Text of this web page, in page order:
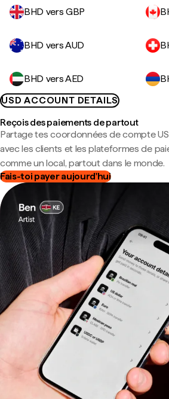
BHD vers GBP
BHD vers AUD
BHD vers AED
USD ACCOUNT DETAILS
Reçois des paiements de partout
Partage tes coordonnées de compte
avec les clients et les plateformes de
comme un local, partout dans le monde.
Fais-toi payer aujourd'hui